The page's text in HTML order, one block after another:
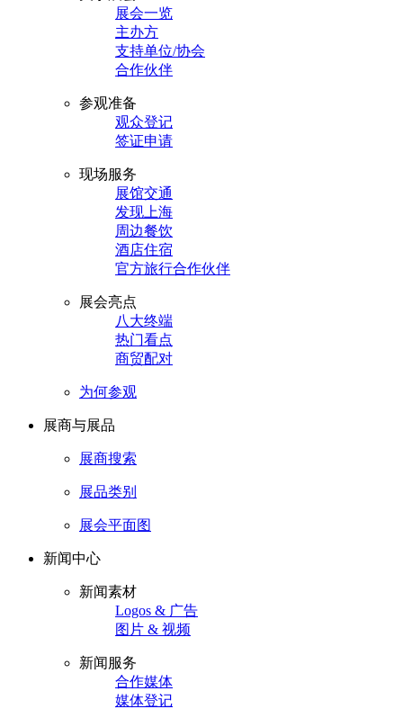
展会一览
主办方
支持单位/协会
合作伙伴
参观准备
观众登记
签证申请
现场服务
展馆交通
发现上海
周边餐饮
酒店住宿
官方旅行合作伙伴
展会亮点
八大终端
热门看点
商贸配对
为何参观
展商与展品
展商搜索
展品类别
展会平面图
新闻中心
新闻素材
Logos & 广告
图片 & 视频
新闻服务
合作媒体
媒体登记